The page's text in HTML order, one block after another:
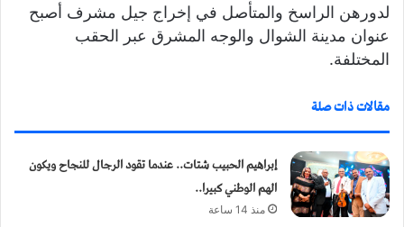
لدورهن الراسخ والمتأصل في إخراج جيل مشرف أصبح
عنوان مدينة الشوال والوجه المشرق عبر الحقب
المختلفة.
مقالات ذات صلة
إبراهيم الحبيب شتات.. عندما تقود الرجال للنجاح ويكون
الهم الوطني كبيرا..
منذ 14 ساعة